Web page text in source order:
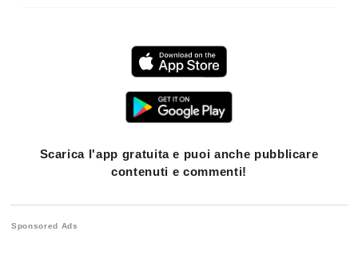
Scarica l'app gratuita e puoi anche pubblicare
contenuti e commenti!
Sponsored Ads